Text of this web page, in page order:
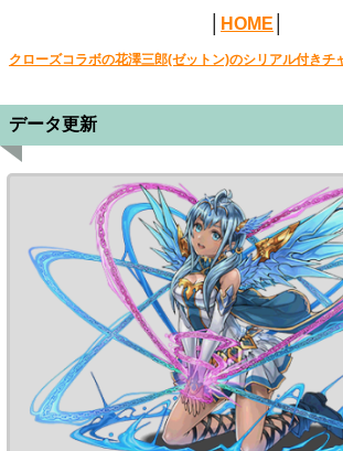
HOME
クローズコラボの花澤三郎(ゼットン)のシリアル付きチ
データ更新